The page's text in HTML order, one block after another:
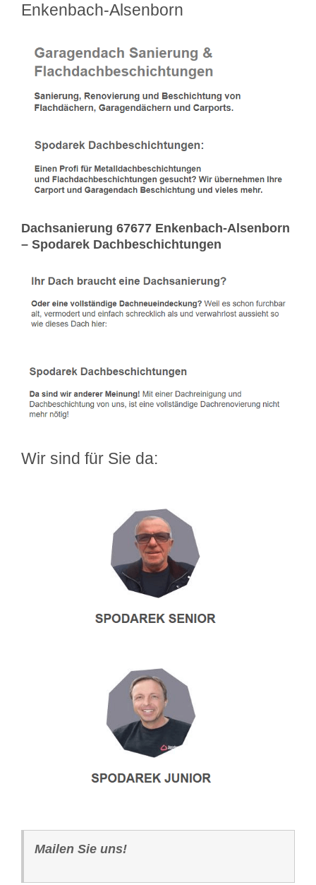
Enkenbach-Alsenborn
Dachsanierung 67677 Enkenbach-Alsenborn
– Spodarek Dachbeschichtungen
Wir sind für Sie da:
Mailen Sie uns!